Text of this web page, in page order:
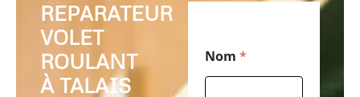
REPARATEUR
VOLET
ROULANT
À TALAIS
Nom *